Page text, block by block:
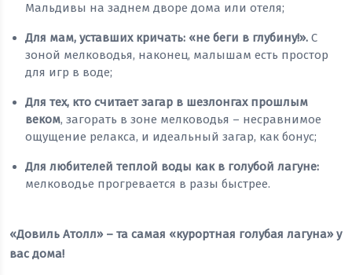
Мальдивы на заднем дворе дома или отеля;
Для мам, уставших кричать: «не беги в глубину!». С
зоной мелководья, наконец, малышам есть простор
для игр в воде;
Для тех, кто считает загар в шезлонгах прошлым
веком, загорать в зоне мелководья – несравнимое
ощущение релакса, и идеальный загар, как бонус;
Для любителей теплой воды как в голубой лагуне:
мелководье прогревается в разы быстрее.
«Довиль Атолл» – та самая «курортная голубая лагуна» у
вас дома!